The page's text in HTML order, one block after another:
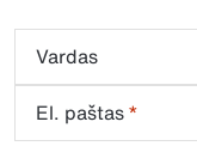
Vardas
El. paštas*